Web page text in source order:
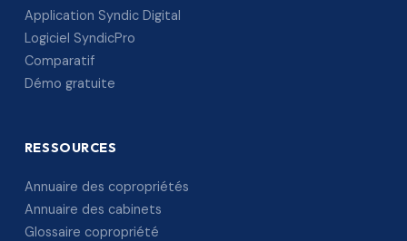
Application Syndic Digital
Logiciel SyndicPro
Comparatif
Démo gratuite
RESSOURCES
Annuaire des copropriétés
Annuaire des cabinets
Glossaire copropriété